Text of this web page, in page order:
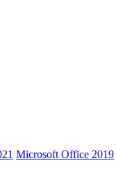
Microsoft Office 2019